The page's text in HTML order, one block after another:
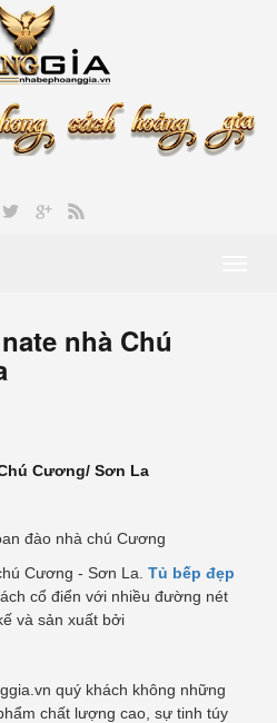
nhà Chú
Cương/ Sơn La
Cương - Sơn La. Tủ bếp đẹp
cổ điển với nhiều đường nét
và sản xuất bởi
quý khách không những
chất lượng cao, sự tinh túy